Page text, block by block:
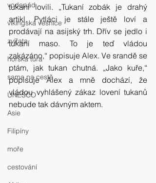
vodopád
vikingská vesnice
zvířata
horská túra
sama na cestě
UNESCO
Asie
Filipíny
moře
cestování
tukani lovili. „Tukaní zobák je drahý
artikl. Pytláci je stále ještě loví a
prodávají na asijský trh. Dřív se jedlo i
tukaní maso. To je teď vládou
zakázáno,“ popisuje Alex. Ve srandě se
ptám, jak tukan chutná. „Jako kuře,“
popisuje Alex a mně dochází, že
vládou vyhlášený zákaz lovení tukanů
nebude tak dávným aktem.